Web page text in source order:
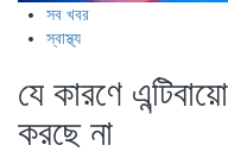
সব খবর
স্বাস্থ্য
যে কারণে
করছে না